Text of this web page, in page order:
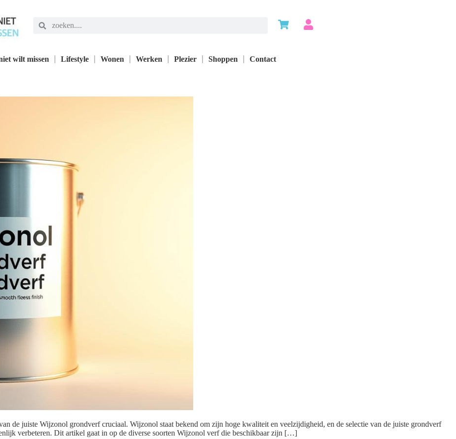
wilt missen Lifestyle Wonen Werken Plezier Shoppen Contact
de juiste Wijzonol grondverf cruciaal. Wijzonol staat bekend om zijn hoge kwaliteit en veelzijdigheid, en de selectie van de juiste grondverf
verbeteren. Dit artikel gaat in op de diverse soorten Wijzonol verf die beschikbaar zijn […]